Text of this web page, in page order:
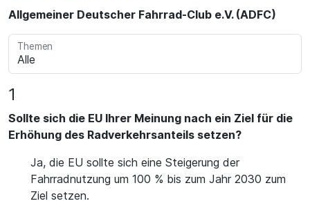
Allgemeiner Deutscher Fahrrad-Club e.V. (ADFC)
Themen
1
Sollte sich die EU Ihrer Meinung nach ein Ziel für die
Erhöhung des Radverkehrsanteils setzen?
Ja, die EU sollte sich eine Steigerung der
Fahrradnutzung um 100 % bis zum Jahr 2030 zum
Ziel setzen.